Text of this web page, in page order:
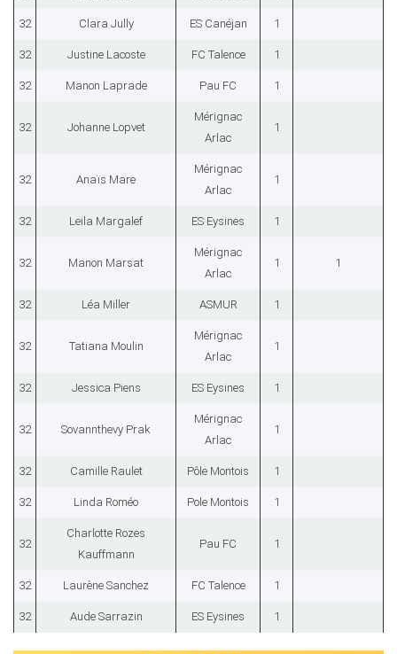
32 Clara Jully ES Canéjan 1
32 Justine Lacoste FC Talence 1
32 Manon Laprade Pau FC 1
32 Johanne Lopvet
Mérignac
Arlac
1
32 Anaïs Mare
Mérignac
Arlac
1
32 Leila Margalef ES Eysines 1
32 Manon Marsat
Mérignac
Arlac
1 1
32 Léa Miller ASMUR 1
32 Tatiana Moulin
Mérignac
Arlac
1
32 Jessica Piens ES Eysines 1
32 Sovannthevy Prak
Mérignac
Arlac
1
32 Camille Raulet Pôle Montois 1
32 Linda Roméo Pole Montois 1
32
Charlotte Rozes
Kauffmann
Pau FC 1
32 Laurène Sanchez FC Talence 1
32 Aude Sarrazin ES Eysines 1